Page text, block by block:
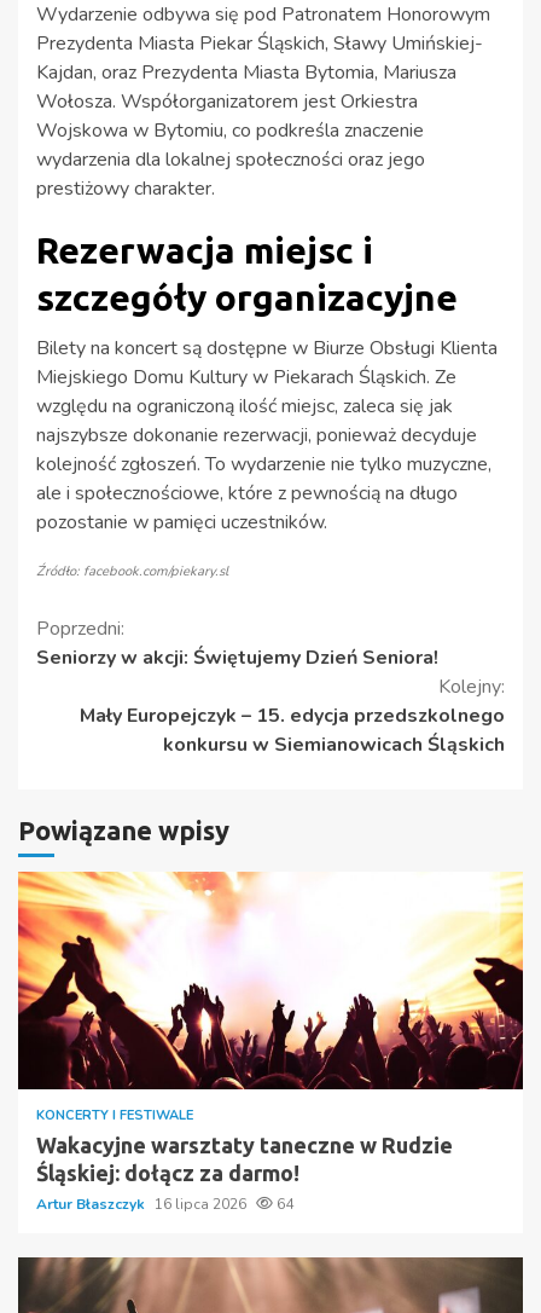
Wydarzenie odbywa się pod Patronatem Honorowym
Prezydenta Miasta Piekar Śląskich, Sławy Umińskiej-
Kajdan, oraz Prezydenta Miasta Bytomia, Mariusza
Wołosza. Współorganizatorem jest Orkiestra
Wojskowa w Bytomiu, co podkreśla znaczenie
wydarzenia dla lokalnej społeczności oraz jego
prestiżowy charakter.
Rezerwacja miejsc i
szczegóły organizacyjne
Bilety na koncert są dostępne w Biurze Obsługi Klienta
Miejskiego Domu Kultury w Piekarach Śląskich. Ze
względu na ograniczoną ilość miejsc, zaleca się jak
najszybsze dokonanie rezerwacji, ponieważ decyduje
kolejność zgłoszeń. To wydarzenie nie tylko muzyczne,
ale i społecznościowe, które z pewnością na długo
pozostanie w pamięci uczestników.
Źródło: facebook.com/piekary.sl
Kontynuuj
Poprzedni:
Seniorzy w akcji: Świętujemy Dzień Seniora!
Kolejny:
Mały Europejczyk – 15. edycja przedszkolnego
konkursu w Siemianowicach Śląskich
Powiązane wpisy
KONCERTY I FESTIWALE
Wakacyjne warsztaty taneczne w Rudzie
Śląskiej: dołącz za darmo!
Artur Błaszczyk 16 lipca 2026 64